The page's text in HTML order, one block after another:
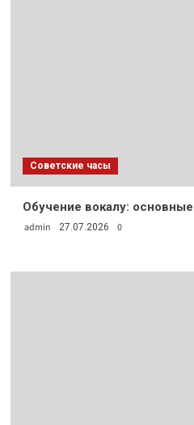
Советские часы
Обучение вокалу:
admin 27.07.2026 0